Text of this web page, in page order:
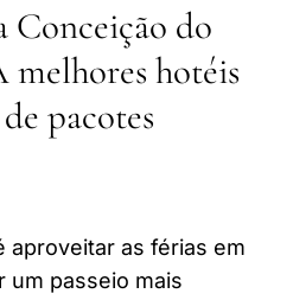
Conceição do
melhores hotéis
pacotes
aproveitar as férias em
um passeio mais